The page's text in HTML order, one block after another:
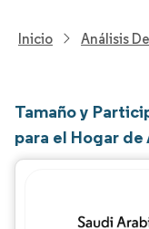
Inicio Análisis
Tamaño y
para el Hogar de